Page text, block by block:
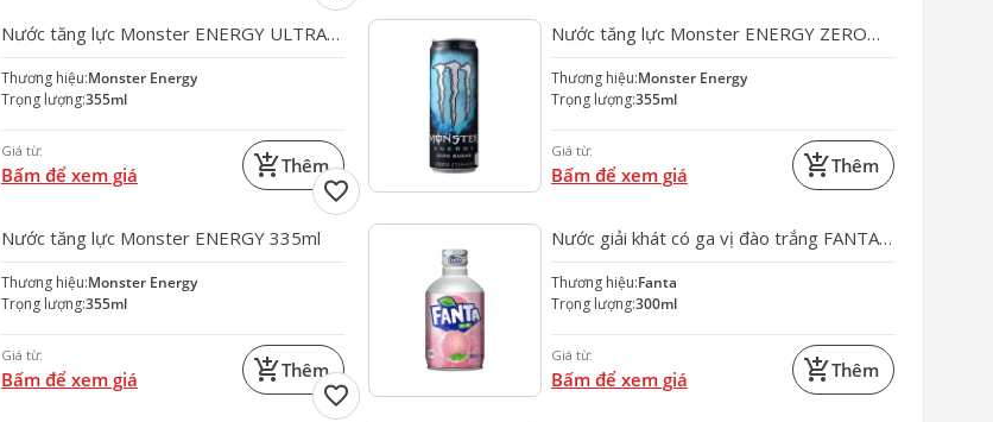
Nước tăng lực Monster ENERGY ULTRA
335ml
Thương hiệu:Monster Energy
Trọng lượng:355ml
Giá từ:
Bấm để xem giá add_shopping_cartThêm
Nước tăng lực Monster ENERGY ZERO
SUGAR 335ml
Thương hiệu:Monster Energy
Trọng lượng:355ml
Giá từ:
Bấm để xem giá add_shopping_cartThêm
Nước tăng lực Monster ENERGY 335ml
Thương hiệu:Monster Energy
Trọng lượng:355ml
Giá từ:
Bấm để xem giá add_shopping_cartThêm
favorite
Nước giải khát có ga vị đào trắng FANTA
300ml
Thương hiệu:Fanta
Trọng lượng:300ml
Giá từ:
Bấm để xem giá add_shopping_cartThêm
favorite